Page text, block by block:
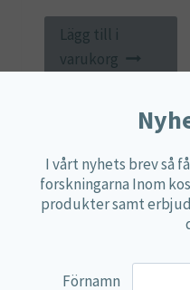
Lägg till i
varukorg
I vårt nyhets brev så
forskningarna Inom
produkter samt
Förnamn